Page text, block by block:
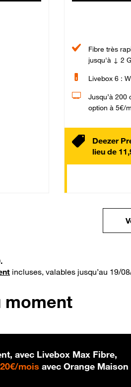
Fibre très
jusqu'à ↓ 2
Livebox 6 :
Jusqu’à 200
option à 5€/
Deezer
lieu de
incluses, valables jusqu’au 19/
moment
avec Livebox Max Fibre,
20€/mois 20 € par mois
avec Orange Maison